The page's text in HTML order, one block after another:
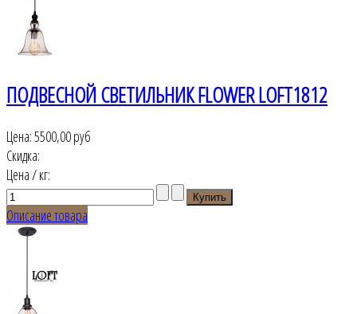
ПОДВЕСНОЙ СВЕТИЛЬНИК FLOWER LOFT1812
Цена:5500,00 руб
Скидка:
Цена / кг:
Описание товара